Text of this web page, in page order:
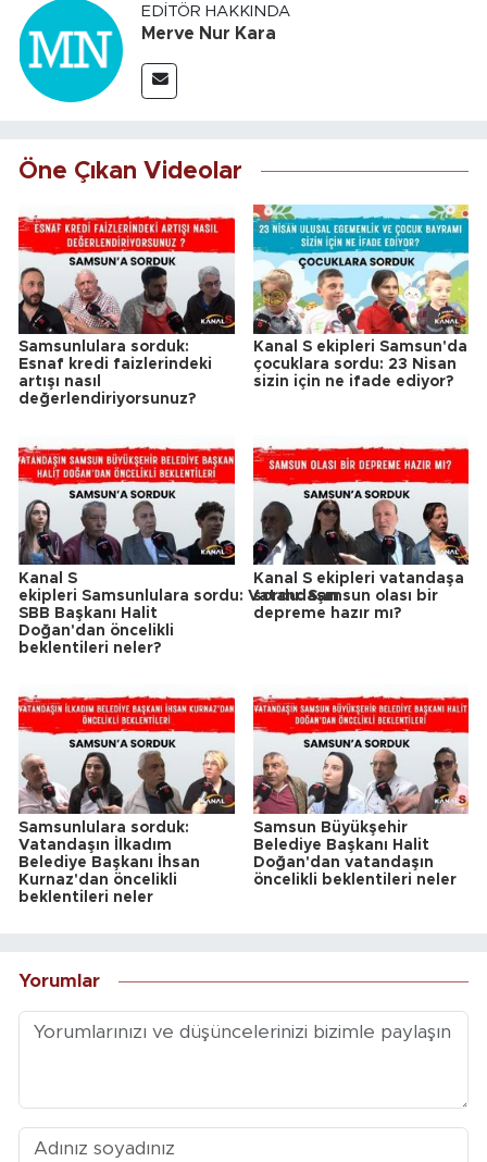
EDITÖR HAKKINDA
Merve Nur Kara
Öne Çıkan Videolar
Samsunlulara sorduk:
Esnaf kredi faizlerindeki
artışı nasıl
değerlendiriyorsunuz?
Kanal S ekipleri Samsun'da
çocuklara sordu: 23 Nisan
sizin için ne ifade ediyor?
Kanal S
ekipleri Samsunlulara sordu: Vatandaşın
SBB Başkanı Halit
Doğan'dan öncelikli
beklentileri neler?
Kanal S ekipleri vatandaşa
sordu: Samsun olası bir
depreme hazır mı?
Samsunlulara sorduk:
Vatandaşın İlkadım
Belediye Başkanı İhsan
Kurnaz'dan öncelikli
beklentileri neler
Samsun Büyükşehir
Belediye Başkanı Halit
Doğan'dan vatandaşın
öncelikli beklentileri neler
Yorumlar